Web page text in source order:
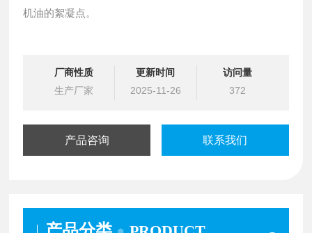
机油的絮凝点。
厂商性质
生产厂家
更新时间
2025-11-26
访问量
372
产品咨询 联系我们